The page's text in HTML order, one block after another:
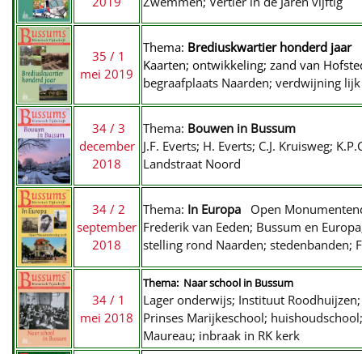
35 / 1
mei 2019
Thema: Brediuskwartier honderd jaar
Kaarten; ontwikkeling; zand van
begraafplaats Naarden; verdwijning
34 / 3
december
2018
Thema: Bouwen in Bussum
J.F. Everts; H. Everts; C.J. Kruisweg;
Landstraat Noord
34 / 2
september
2018
Thema: In Europa Open
Frederik van Eeden; Bussum en
stelling rond Naarden; stedenbanden;
34 / 1
mei 2018
Thema: Naar school in Bussum
Lager onderwijs; Instituut
Prinses Marijkeschool;
Maureau; inbraak in RK kerk